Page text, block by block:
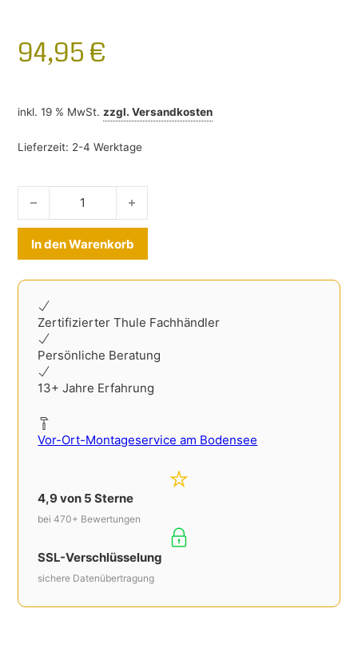
94,95 €
inkl. 19 % MwSt. zzgl.Versandkosten
Lieferzeit: 2-4 Werktage
Ladekantenschutz Fiat Freemont 2012- Edelstahl Menge
In den Warenkorb
Zertifizierter Thule Fachhändler
Persönliche Beratung
13+ Jahre Erfahrung
Vor-Ort-Montageservice am Bodensee
4,9 von 5 Sterne
bei 470+ Bewertungen
SSL-Verschlüsselung
sichere Datenübertragung